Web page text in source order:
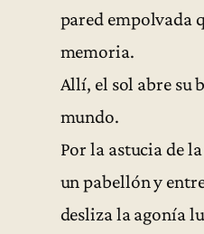
pared empolvada
memoria.
Allí, el sol abre su
mundo.
Por la astucia de
un pabellón y
desliza la agonía